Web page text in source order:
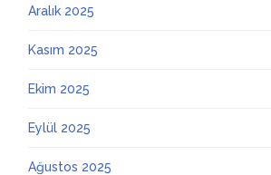
Aralık 2025
Kasım 2025
Ekim 2025
Eylül 2025
Ağustos 2025